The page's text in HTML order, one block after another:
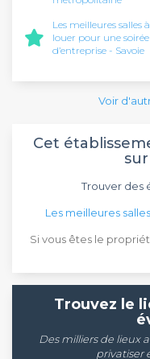
Les meilleures salles à
louer pour une soirée
d’entreprise - Savoie
Voir
Cet
Trouver des
Les meilleures
Si vous êtes le
Trouvez le
Des milliers de lieux
privatiser